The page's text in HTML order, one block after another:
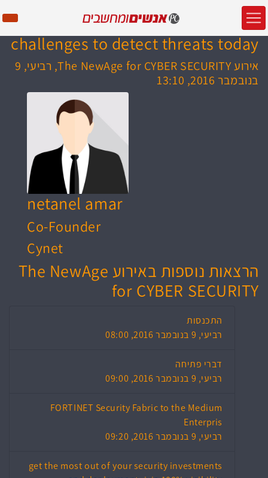
challenges to detect threats today
אירוע The NewAge for CYBER SECURITY, רביעי, 9
בנובמבר 2016, 13:10
netanel amar
Co-Founder
Cynet
הרצאות נוספות באירוע The NewAge
for CYBER SECURITY
התכנסות
רביעי, 9 בנובמבר 2016, 08:00
דברי פתיחה
רביעי, 9 בנובמבר 2016, 09:00
FORTINET Security Fabric to the Medium
Enterpris
רביעי, 9 בנובמבר 2016, 09:20
get the most out of your security investments